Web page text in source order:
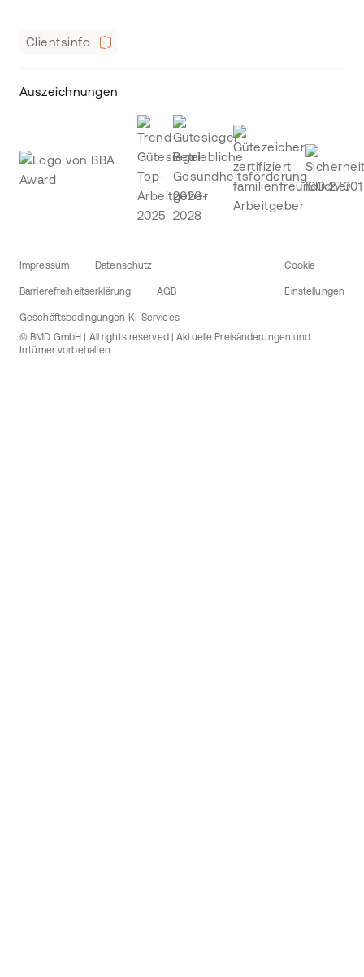
Clientsinfo
Auszeichnungen
Impressum Datenschutz
Barrierefreiheitserklärung AGB
Geschäftsbedingungen KI-Services
Cookie
Einstellungen
© BMD GmbH | All rights reserved | Aktuelle Preisänderungen und
Irrtümer vorbehalten